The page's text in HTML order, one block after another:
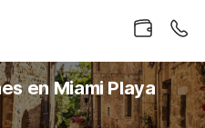
en Miami Playa